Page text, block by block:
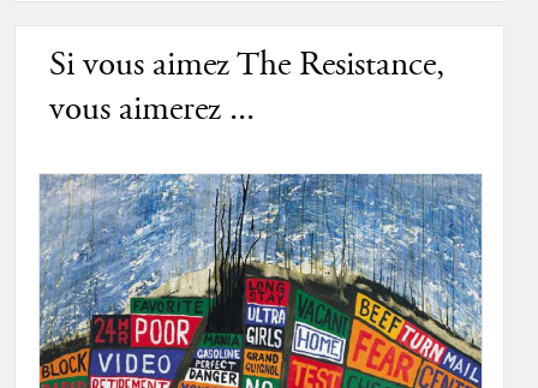
Si vous aimez The Resistance,
vous aimerez ...